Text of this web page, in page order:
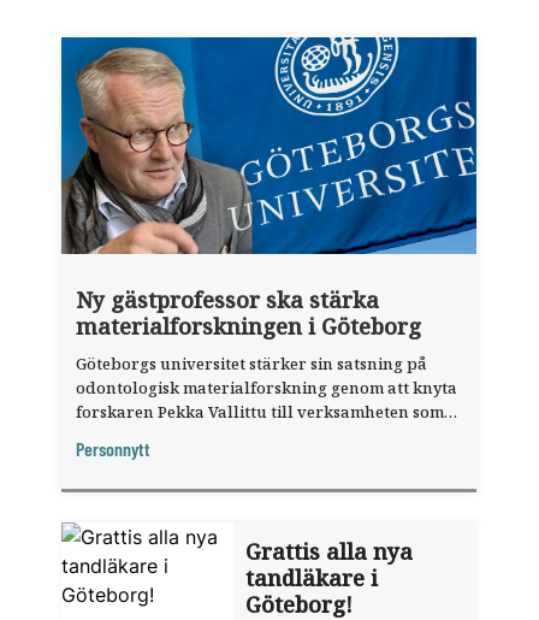
Ny gästprofessor ska stärka
materialforskningen i Göteborg
Göteborgs universitet stärker sin satsning på
odontologisk materialforskning genom att knyta
forskaren Pekka Vallittu till verksamheten som
Personnytt
Grattis alla nya
tandläkare i
Göteborg!